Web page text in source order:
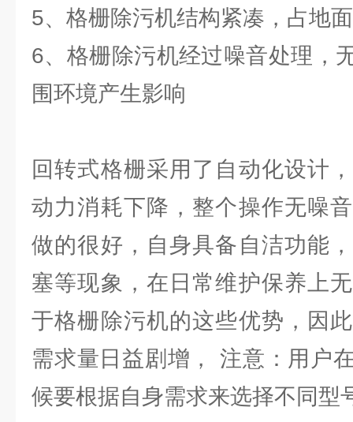
5、格栅除污机结构紧凑，占地
6、格栅除污机经过噪音处理，
围环境产生影响
回转式格栅采用了自动化设计
动力消耗下降，整个操作无噪
做的很好，自身具备自洁功能
塞等现象，在日常维护保养上
于格栅除污机的这些优势，因
需求量日益剧增， 注意：用户
候要根据自身需求来选择不同型